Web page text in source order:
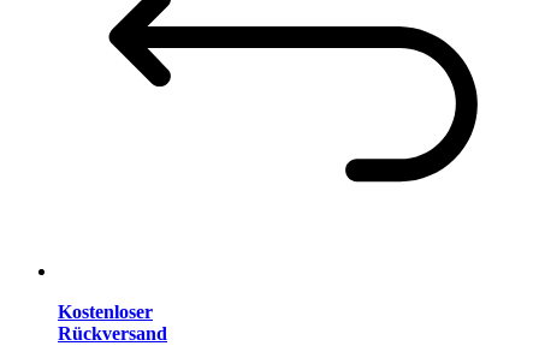
Kostenloser
Rückversand